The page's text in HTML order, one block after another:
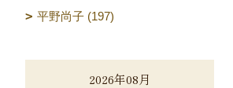
平野尚子 (197)
2026年08月